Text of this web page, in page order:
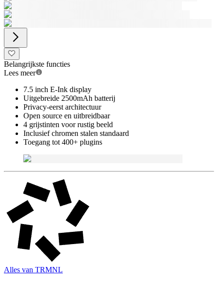
Belangrijkste functies
Lees meer
7.5 inch E-Ink display
Uitgebreide 2500mAh batterij
Privacy-eerst architectuur
Open source en uitbreidbaar
4 grijstinten voor rustig beeld
Inclusief chromen stalen standaard
Toegang tot 400+ plugins
Alles van TRMNL